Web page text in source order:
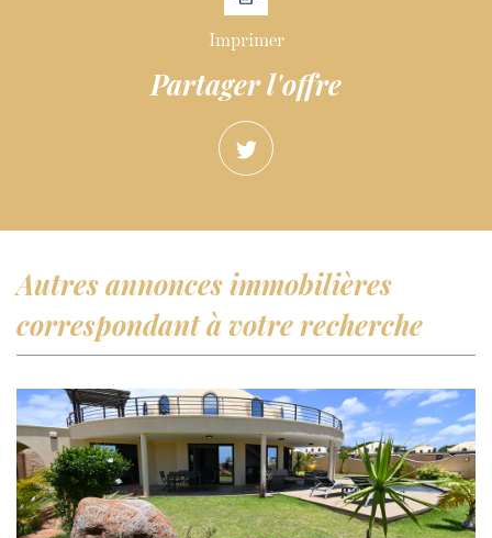
Imprimer
partager l'offre
autres annonces immobilières
correspondant à votre recherche